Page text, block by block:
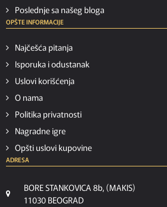
Poslednje sa našeg bloga
OPŠTE INFORMACIJE
Najčešća pitanja
Isporuka i odustanak
Uslovi korišćenja
O nama
Politika privatnosti
Nagradne igre
Opšti uslovi kupovine
ADRESA
BORE STANKOVICA 8b, (MAKIS)
11030 BEOGRAD